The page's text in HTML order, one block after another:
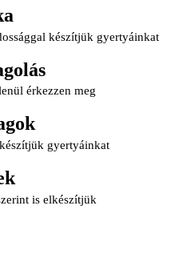
készítjük gyertyáinkat
érkezzen meg
gyertyáinkat
is elkészítjük